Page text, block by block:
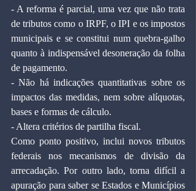
- A reforma é parcial, uma vez que não trata
de tributos como o IRPF, o IPI e os impostos
municipais e se constitui num quebra-galho
quanto à indispensável desoneração da folha
de pagamento.
- Não há indicações quantitativas sobre os
impactos das medidas, nem sobre alíquotas,
bases e formas de cálculo.
- Altera critérios de partilha fiscal.
Como ponto positivo, inclui novos tributos
federais nos mecanismos de divisão da
arrecadação. Por outro lado, torna difícil a
apuração para saber se Estados e Municípios